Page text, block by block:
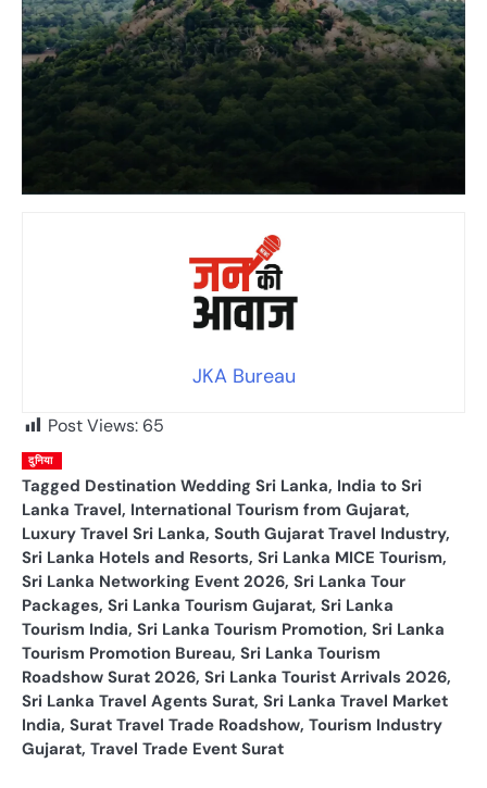
JKA Bureau
Post Views: 65
दुनिया
Tagged Destination Wedding Sri Lanka, India to Sri
Lanka Travel, International Tourism from Gujarat,
Luxury Travel Sri Lanka, South Gujarat Travel Industry,
Sri Lanka Hotels and Resorts, Sri Lanka MICE Tourism,
Sri Lanka Networking Event 2026, Sri Lanka Tour
Packages, Sri Lanka Tourism Gujarat, Sri Lanka
Tourism India, Sri Lanka Tourism Promotion, Sri Lanka
Tourism Promotion Bureau, Sri Lanka Tourism
Roadshow Surat 2026, Sri Lanka Tourist Arrivals 2026,
Sri Lanka Travel Agents Surat, Sri Lanka Travel Market
India, Surat Travel Trade Roadshow, Tourism Industry
Gujarat, Travel Trade Event Surat